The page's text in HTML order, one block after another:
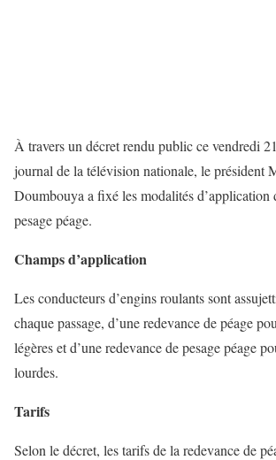
À travers un décret rendu public ce vendredi
journal de la télévision nationale, le président
Doumbouya a fixé les modalités d’application
pesage péage.
Champs d’application
Les conducteurs d’engins roulants sont
chaque passage, d’une redevance de péage
légères et d’une redevance de pesage péage
lourdes.
Tarifs
Selon le décret, les tarifs de la redevance de